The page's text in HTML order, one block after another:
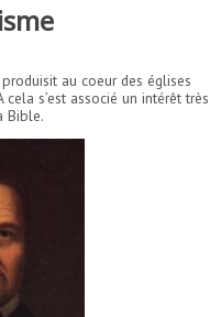
au coeur des églises
s’est associé un intérêt très
Bible.